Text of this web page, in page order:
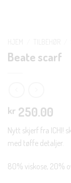
Beate scarf
kr 250.00
Nytt skjerf fra ICHI!
med tøffe detaljer.
80% viskose, 20%